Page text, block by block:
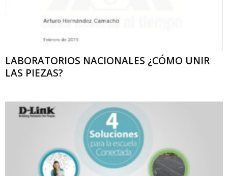
LABORATORIOS NACIONALES ¿CÓMO UNIR
LAS PIEZAS?